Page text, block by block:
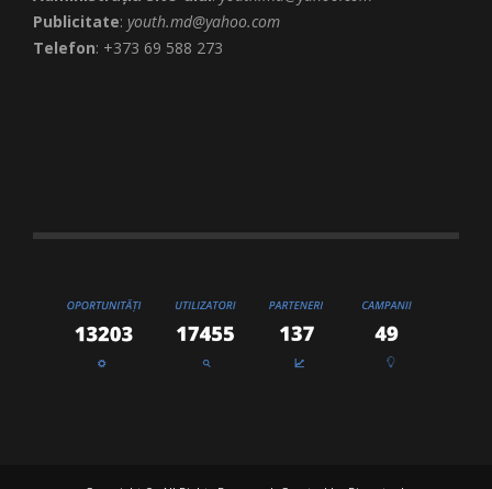
Publicitate: youth.md@yahoo.com
Telefon: +373 69 588 273